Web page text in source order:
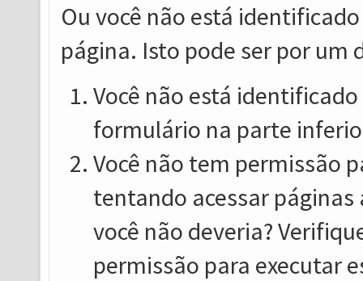
Ou você não está
página. Isto pode ser por um
Você não está
formulário na parte
Você não tem permissão
tentando acessar
você não deveria?
permissão para executar